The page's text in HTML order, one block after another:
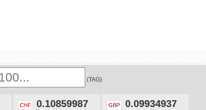
(TAG)
CHF 0.10859987 GBP 0.09934937